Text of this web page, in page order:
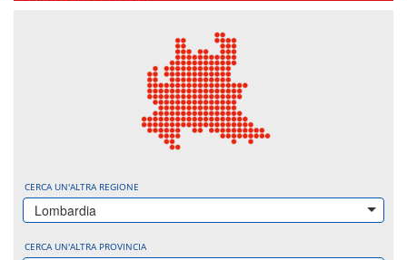
CERCA UN'ALTRA REGIONE
Lombardia
CERCA UN'ALTRA PROVINCIA